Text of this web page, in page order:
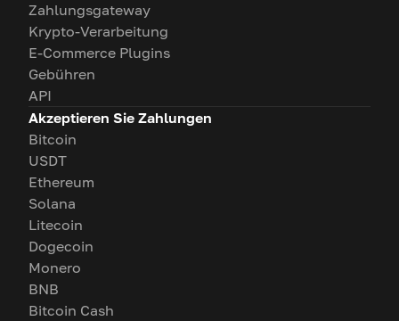
Zahlungsgateway
Krypto-Verarbeitung
E-Commerce Plugins
Gebühren
API
Akzeptieren Sie Zahlungen
Bitcoin
USDT
Ethereum
Solana
Litecoin
Dogecoin
Monero
BNB
Bitcoin Cash